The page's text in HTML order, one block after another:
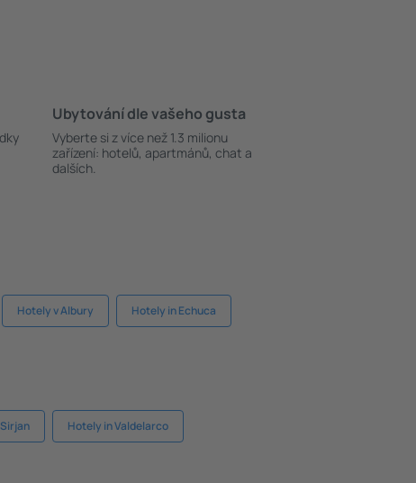
Ubytování dle vašeho gusta
Vyberte si z více než 1.3 milionu
zařízení: hotelů, apartmánů, chat a
dalších.
Hotely v Albury Hotely in Echuca
Hotely in Valdelarco